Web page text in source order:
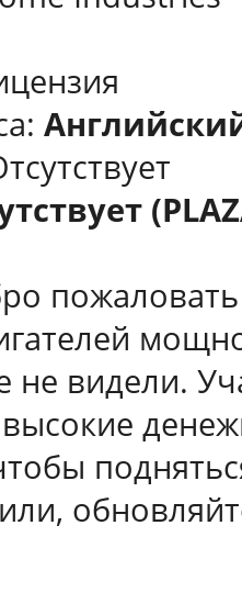
не видели.